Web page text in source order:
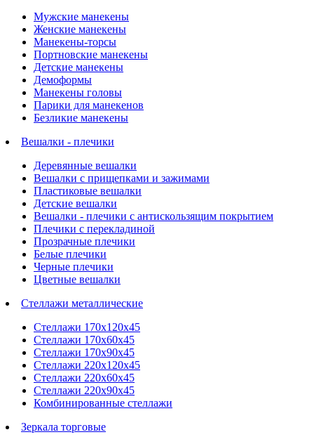
Мужские манекены
Женские манекены
Манекены-торсы
Портновские манекены
Детские манекены
Демоформы
Манекены головы
Парики для манекенов
Безликие манекены
Вешалки - плечики
Деревянные вешалки
Вешалки с прищепками и зажимами
Пластиковые вешалки
Детские вешалки
Вешалки - плечики с антискользящим покрытием
Плечики с перекладиной
Прозрачные плечики
Белые плечики
Черные плечики
Цветные вешалки
Стеллажи металлические
Стеллажи 170х120х45
Стеллажи 170х60х45
Стеллажи 170х90х45
Стеллажи 220х120х45
Стеллажи 220х60х45
Стеллажи 220х90х45
Комбинированные стеллажи
Зеркала торговые